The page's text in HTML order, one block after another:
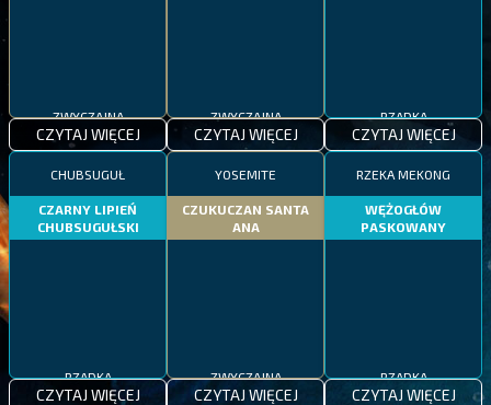
ZWYCZAJNA
CZYTAJ WIĘCEJ
ZWYCZAJNA
CZYTAJ WIĘCEJ
RZADKA
CZYTAJ WIĘCEJ
CHUBSUGUŁ
CZARNY LIPIEŃ
CHUBSUGUŁSKI
RZADKA
CZYTAJ WIĘCEJ
YOSEMITE
CZUKUCZAN SANTA
ANA
ZWYCZAJNA
CZYTAJ WIĘCEJ
RZEKA MEKONG
WĘŻOGŁÓW
PASKOWANY
RZADKA
CZYTAJ WIĘCEJ